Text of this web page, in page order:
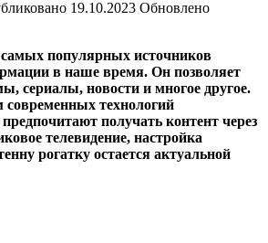
19.10.2023 Обновлено
самых популярных источников
в наше время. Он позволяет
сериалы, новости и многое другое.
современных технологий
получать контент через
телевидение, настройка
рогатку остается актуальной